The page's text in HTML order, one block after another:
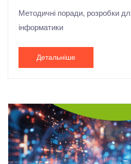
Методичні поради, розробки
інформатики
Детальніше